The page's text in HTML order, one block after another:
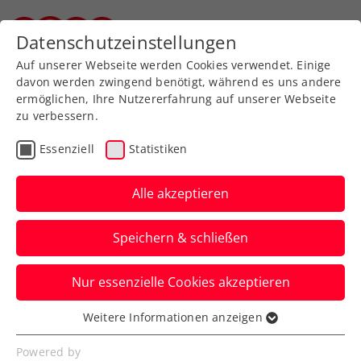
Aktuelle News
News filtern
Datenschutzeinstellungen
Auf unserer Webseite werden Cookies verwendet. Einige
davon werden zwingend benötigt, während es uns andere
ermöglichen, Ihre Nutzererfahrung auf unserer Webseite
zu verbessern.
Essenziell Statistiken
Alle akzeptieren
Speichern & schließen
Nur essenzielle Cookies akzeptieren
Essenziell
Essenzielle Cookies werden für grundlegende
Weitere Informationen anzeigen
Powered by